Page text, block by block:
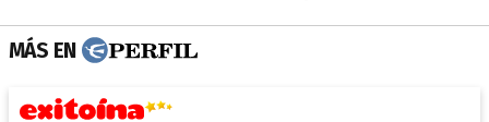
MÁS EN